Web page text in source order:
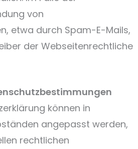
von
etwa durch Spam-E-Mails,
der Webseitenrechtliche
können in
angepasst werden,
rechtlichen